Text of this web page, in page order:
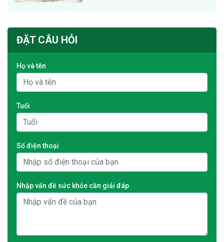
ĐẶT CÂU HỎI
Họ và tên
Tuổi
Số điện thoại
Nhập vấn đề sức khỏe cần giải đáp